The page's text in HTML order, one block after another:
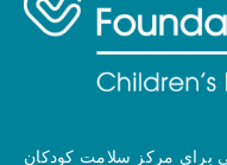
برای مرکز سلامت کودکان